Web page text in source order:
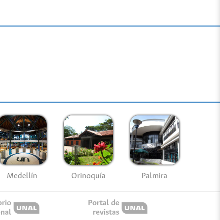
Medellín Orinoquía Palmira
Portal de
revistas